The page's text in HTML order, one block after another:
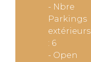
- Nbre
Parkings
extérieurs
: 6
- Open